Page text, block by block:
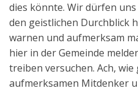
dies könnte. Wir dürfen
den geistlichen Durchblick
warnen und aufmerksam
hier in der Gemeinde
treiben versuchen. Ach, wie
aufmerksamen Mitdenker